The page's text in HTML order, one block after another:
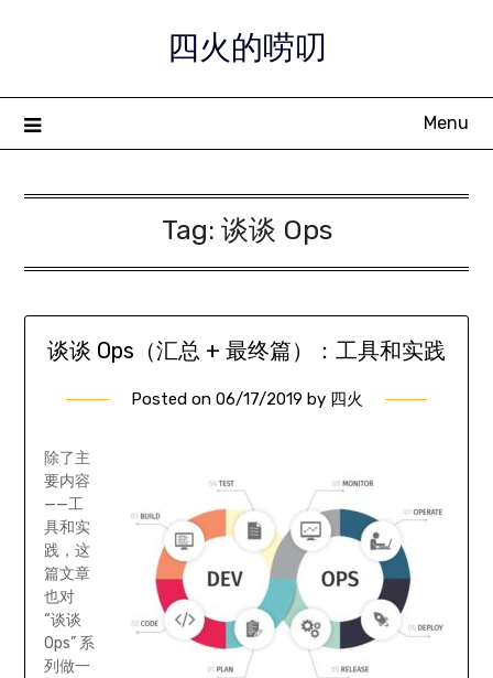
四火的唠叨
Menu
Tag: 谈谈 Ops
谈谈 Ops（汇总 + 最终篇）：工具和实践
Posted on 06/17/2019 by 四火
除了主
要内容
——工
具和实
践，这
篇文章
也对
“谈谈
Ops” 系
列做一